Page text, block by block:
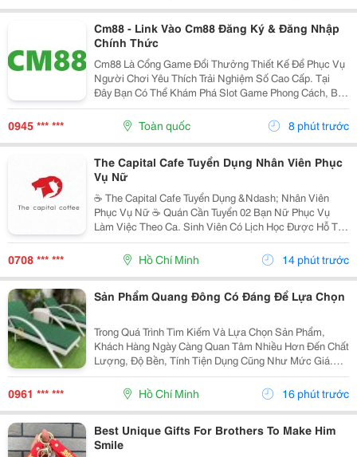
Cm88 - Link Vào Cm88 Đăng Ký & Đăng Nhập
Chính Thức
Cm88 Là Cổng Game Đổi Thưởng Thiết Kế Để Phục Vụ
Người Chơi Yêu Thích Trải Nghiệm Số Cao Cấp. Tại
Đây Bạn Có Thể Khám Phá Slot Game Phong Cách, Bắn
Cá Sống Động, Thể Thao,... Và Nhiều Trò Đổi Thưởng
Khác. Giao Diện Thân Thiện, Tốc Độ Mượt Mà Trên...
0945 *** *** Toàn quốc 8 phút trước
The Capital Cafe Tuyển Dụng Nhân Viên Phục
Vụ Nữ
☕️ The Capital Cafe Tuyển Dụng &Ndash; Nhân Viên
Phục Vụ Nữ ☕️ Quán Cần Tuyển 02 Bạn Nữ Phục Vụ
Làm Việc Theo Ca. Sinh Viên Có Lịch Học Được Hỗ Trợ
Sắp Xếp Ca Linh Động. ✨ Yêu Cầu &Bull; Nữ, Tuổi Từ
18 &Ndash; 20 &Bull; Nhiệt Tình, Vui Vẻ, Hòa...
0708 *** *** Hồ Chí Minh 14 phút trước
Sản Phẩm Quang Đông Có Đáng Để Lựa Chọn
Trong Quá Trình Tìm Kiếm Và Lựa Chọn Sản Phẩm,
Khách Hàng Ngày Càng Quan Tâm Nhiều Hơn Đến Chất
Lượng, Độ Bền, Tính Tiện Dụng Cũng Như Mức Giá.
Thay Vì Chỉ Dựa Vào Quảng Cáo Hoặc Thông Tin Từ
Người Bán, Nhiều Người Có Xu Hướng Tìm Hiểu Thêm
Thông Tin...
0961 *** *** Hồ Chí Minh 16 phút trước
Best Unique Gifts For Brothers To Make Him
Smile